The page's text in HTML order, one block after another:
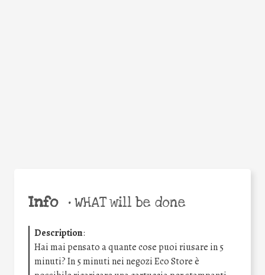
Info •WHAT will be done
Description:
Hai mai pensato a quante cose puoi riusare in 5
minuti? In 5 minuti nei negozi Eco Store è